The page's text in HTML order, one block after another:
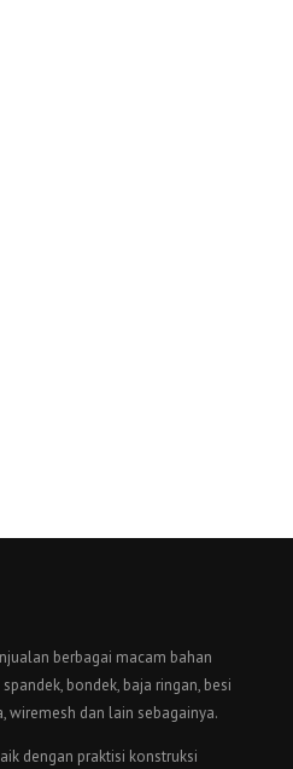
berbagai macam bahan
bondek, baja ringan, besi
wiremesh dan lain sebagainya.
dengan praktisi konstruksi